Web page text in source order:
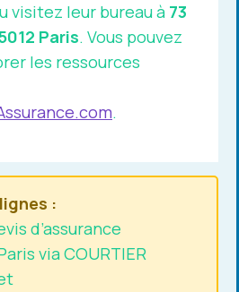
visitez leur bureau à 73
Paris. Vous pouvez
les ressources
.
:
d’assurance
via COURTIER